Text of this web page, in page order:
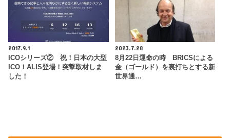
2017.9.1
ICOシリーズ② 祝！日本の大型
ICO！ALIS登場！突撃取材しま
した！
2023.7.28
8月22日運命の時 BRICSによる
金（ゴールド）を裏打ちとする新
世界通…